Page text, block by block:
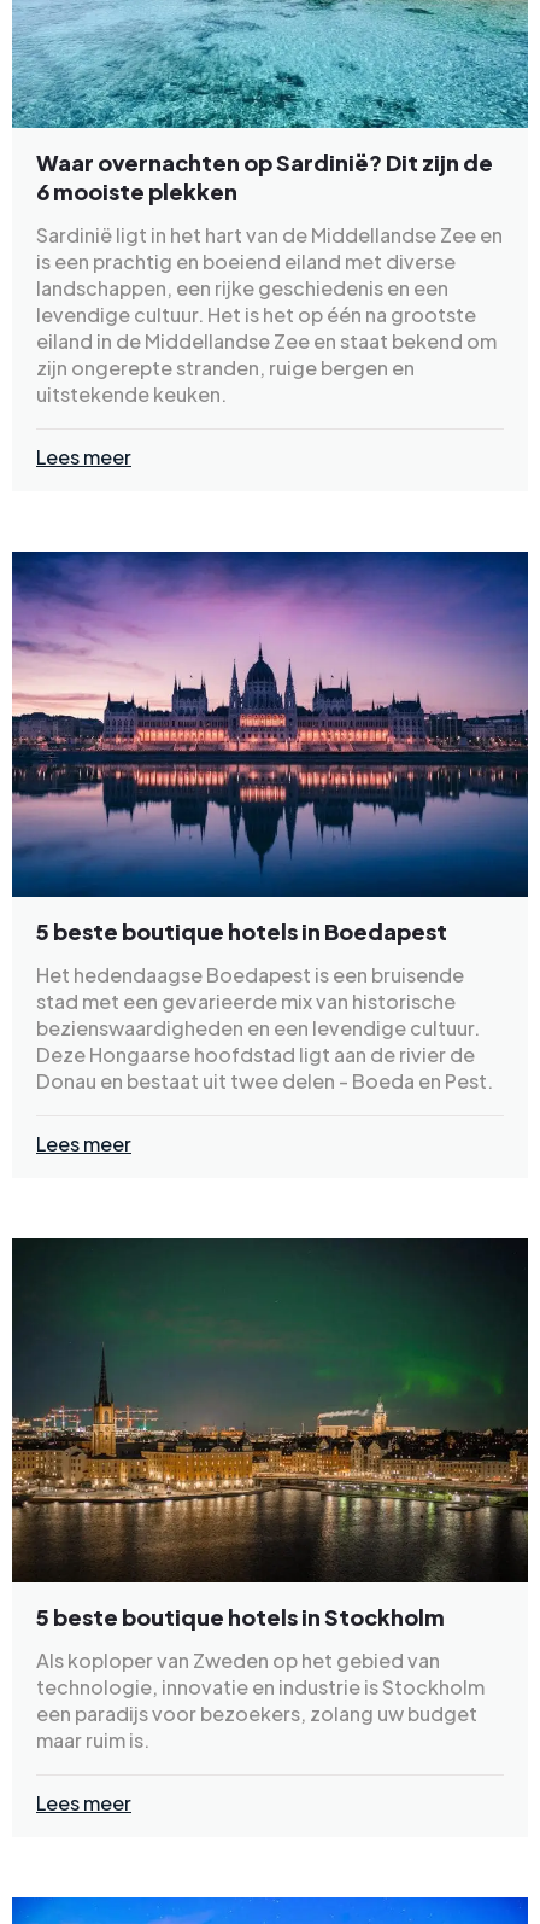
Waar overnachten op Sardinië? Dit zijn de
6 mooiste plekken
Sardinië ligt in het hart van de Middellandse Zee en
is een prachtig en boeiend eiland met diverse
landschappen, een rijke geschiedenis en een
levendige cultuur. Het is het op één na grootste
eiland in de Middellandse Zee en staat bekend om
zijn ongerepte stranden, ruige bergen en
uitstekende keuken.
Lees meer
5 beste boutique hotels in Boedapest
Het hedendaagse Boedapest is een bruisende
stad met een gevarieerde mix van historische
bezienswaardigheden en een levendige cultuur.
Deze Hongaarse hoofdstad ligt aan de rivier de
Donau en bestaat uit twee delen - Boeda en Pest.
Lees meer
5 beste boutique hotels in Stockholm
Als koploper van Zweden op het gebied van
technologie, innovatie en industrie is Stockholm
een paradijs voor bezoekers, zolang uw budget
maar ruim is.
Lees meer